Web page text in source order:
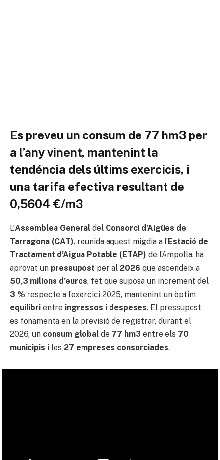
Es preveu un consum de 77 hm3 per
a l’any vinent, mantenint la
tendéncia dels últims exercicis, i
una tarifa efectiva resultant de
0,5604 €/m3
L’Assemblea General del Consorci d’Aigües de
Tarragona (CAT), reunida aquest migdia a l’Estació de
Tractament d’Aigua Potable (ETAP) de l’Ampolla, ha
aprovat un pressupost per al 2026 que ascendeix a
50,3 milions d’euros, fet que suposa un increment del
3 % respecte a l’exercici 2025, mantenint un òptim
equilibri entre ingressos i despeses. El pressupost
es fonamenta en la previsió de registrar, durant el
2026, un consum global de 77 hm3 entre els 70
municipis i les 27 empreses consorciades.